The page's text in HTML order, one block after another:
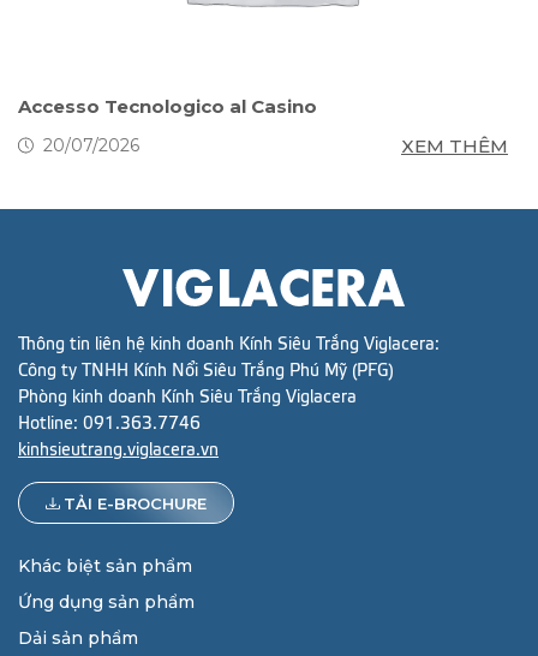
Accesso Tecnologico al Casino
20/07/2026 XEM THÊM
Thông tin liên hệ kinh doanh Kính Siêu Trắng Viglacera:
Công ty TNHH Kính Nổi Siêu Trắng Phú Mỹ (PFG)
Phòng kinh doanh Kính Siêu Trắng Viglacera
Hotline: 091.363.7746
kinhsieutrang.viglacera.vn
TẢI E-BROCHURE
Khác biệt sản phẩm
Ứng dụng sản phẩm
Dải sản phẩm